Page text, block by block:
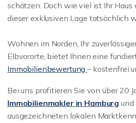
schätzen. Doch wie viel ist Ihr Haus
dieser exklusiven Lage tatsächlich
Wohnen im Norden, Ihr
Elbvororte, bietet Ihnen eine
Immobilienbewertung– kostenfrei
Bei uns profitieren Sie von über 20
Immobilienmakler in Hamburg und
ausgezeichneten lokalen